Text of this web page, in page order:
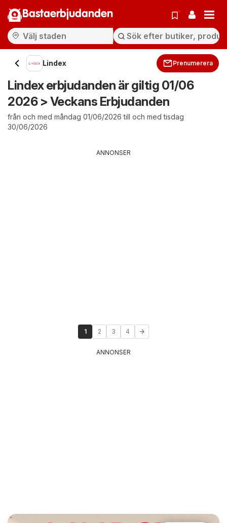
Bastaerbjudanden
Lindex Prenumerera
Lindex erbjudanden är giltig 01/06
2026 > Veckans Erbjudanden
från och med måndag 01/06/2026 till och med tisdag
30/06/2026
ANNONSER
1 2 3 4
ANNONSER